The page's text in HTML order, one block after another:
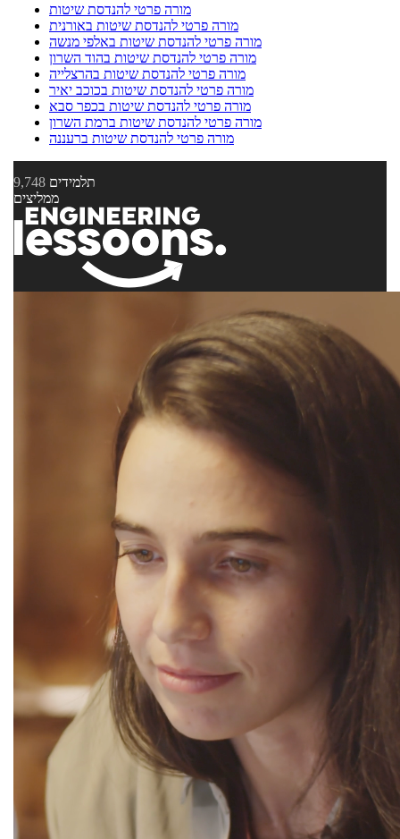
מורה פרטי להנדסת שיטות
מורה פרטי להנדסת שיטות באורנית
מורה פרטי להנדסת שיטות באלפי מנשה
מורה פרטי להנדסת שיטות בהוד השרון
מורה פרטי להנדסת שיטות בהרצלייה
מורה פרטי להנדסת שיטות בכוכב יאיר
מורה פרטי להנדסת שיטות בכפר סבא
מורה פרטי להנדסת שיטות ברמת השרון
מורה פרטי להנדסת שיטות ברעננה
9,748 תלמידים
ממליצים